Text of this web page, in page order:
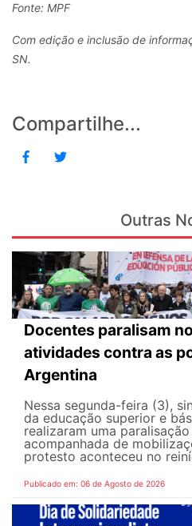
Fonte: MPF
Com edição e inclusão de
SN.
Compartilhe...
Outras
Docentes paralisam
atividades contra as
Argentina
Nessa segunda-feira (3),
da educação superior e
realizaram uma
acompanhada de
protesto aconteceu no
Publicado em: 06 de Agosto de 2026